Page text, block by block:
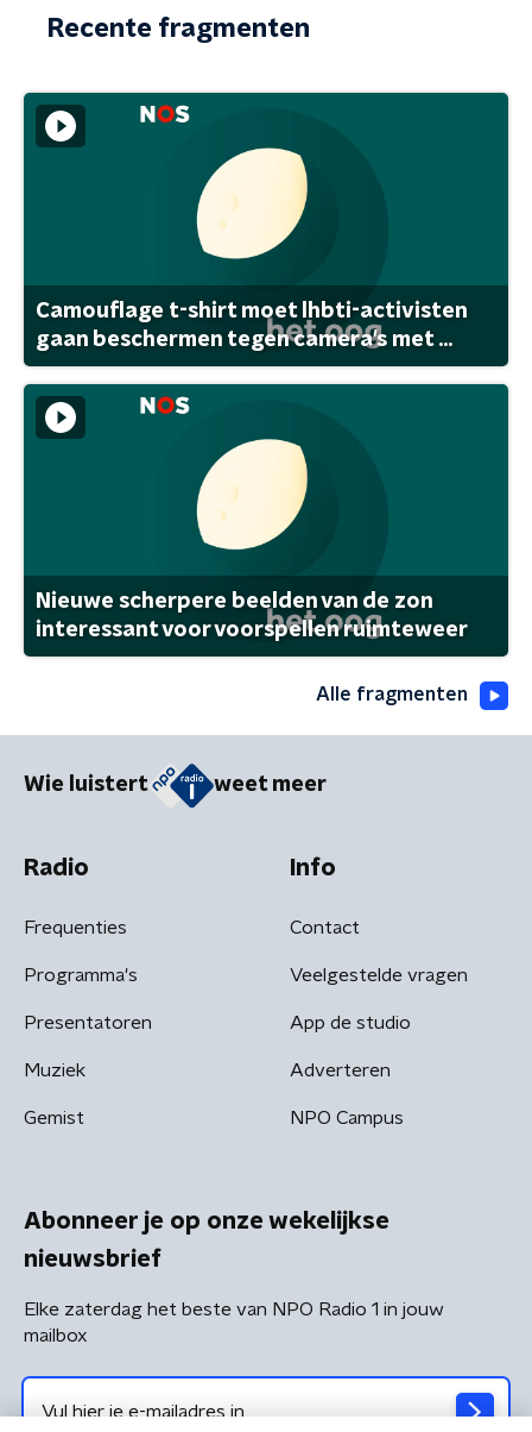
Recente fragmenten
Camouflage t-shirt moet lhbti-activisten
gaan beschermen tegen camera's met ...
Nieuwe scherpere beelden van de zon
interessant voor voorspellen ruimteweer
Alle fragmenten
Wie luistert weet meer
Radio
Frequenties
Programma's
Presentatoren
Muziek
Gemist
Info
Contact
Veelgestelde vragen
App de studio
Adverteren
NPO Campus
Abonneer je op onze wekelijkse
nieuwsbrief
Elke zaterdag het beste van NPO Radio 1 in jouw
mailbox